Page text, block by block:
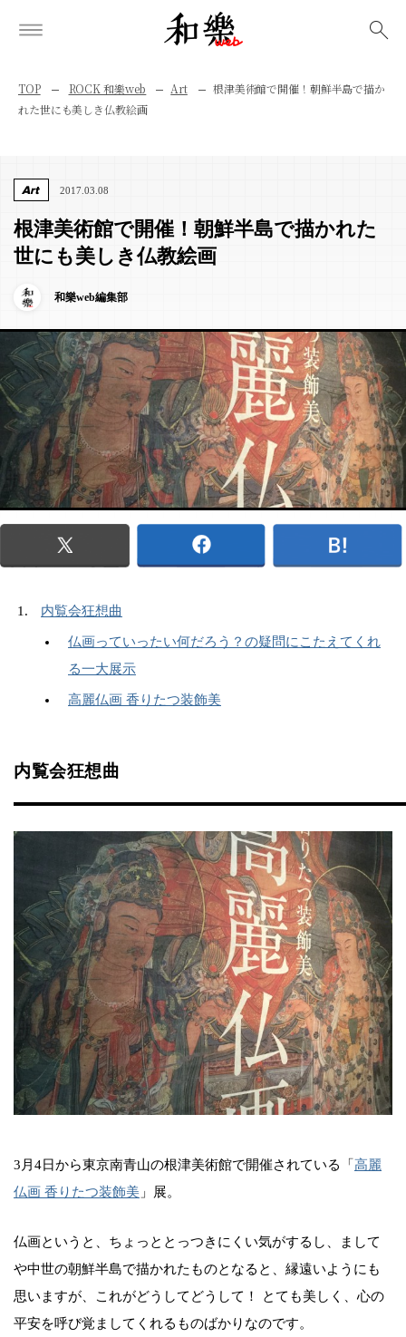
TOP ROCK 和樂web Art
根津美術館で開催！朝鮮半島で描か
れた世にも美しき仏教絵画
Art 2017.03.08
根津美術館で開催！朝鮮半島で描かれた
世にも美しき仏教絵画
和樂web編集部
内覧会狂想曲
仏画っていったい何だろう？の疑問にこたえてくれ
る一大展示
高麗仏画 香りたつ装飾美
内覧会狂想曲
3月4日から東京南青山の根津美術館で開催されている「 高麗
仏画 香りたつ装飾美 」展。
仏画というと、ちょっととっつきにくい気がするし、まして
や中世の朝鮮半島で描かれたものとなると、縁遠いようにも
思いますが、これがどうしてどうして！ とても美しく、心の
平安を呼び覚ましてくれるものばかりなのです。